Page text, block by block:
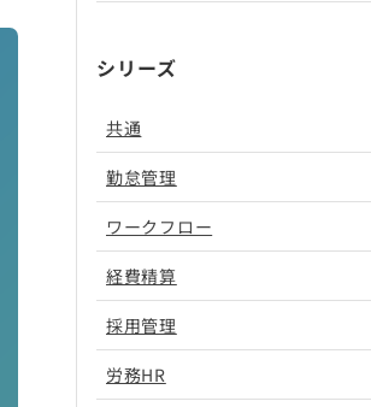
シリーズ
共通
勤怠管理
ワークフロー
経費精算
採用管理
労務HR